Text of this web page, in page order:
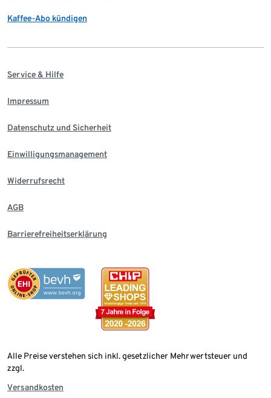
Kaffee-Abo kündigen
Service & Hilfe
Impressum
Datenschutz und Sicherheit
Einwilligungsmanagement
Widerrufsrecht
AGB
Barrierefreiheitserklärung
Alle Preise verstehen sich inkl. gesetzlicher Mehrwertsteuer und
zzgl.
Versandkosten